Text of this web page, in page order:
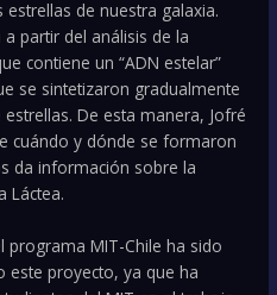
de nuestra galaxia.
partir del análisis de la
contiene un “ADN estelar”
se sintetizaron gradualmente
De esta manera, Jofré
cuándo y dónde se formaron
da información sobre la
Láctea.
programa MIT-Chile ha sido
este proyecto, ya que ha